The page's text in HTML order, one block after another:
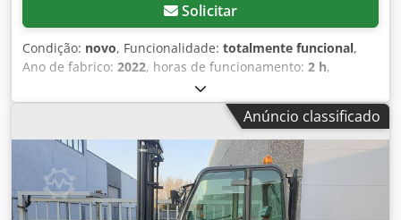
Solicitar
Condição: novo, Funcionalidade: totalmente funcional,
Ano de fabrico: 2022, horas de funcionamento: 2 h,
tração integral, novo dumper Ausa ano de
construção 2022 dumper de descarga elevada Chjdex
Dcmxepfx Af Hja transmissão hidrostática iluminação para
circulação rodoviária
Anúncio classificado